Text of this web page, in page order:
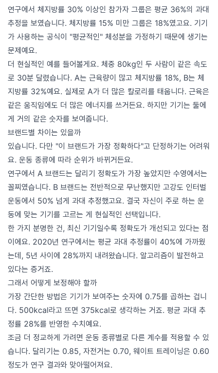
연구에서 체지방률 30% 이상인 참가자 그룹은 평균 36%의 과대
추정을 보였습니다. 체지방률 15% 미만 그룹은 18%였고요. 기기
가 사용하는 공식이 "평균적인" 체성분을 가정하기 때문에 생기는
문제예요.
더 현실적인 예를 들어볼게요. 체중 80kg인 두 사람이 같은 속도
로 30분 달렸습니다. A는 근육량이 많고 체지방률 18%, B는 체
지방률 32%예요. 실제로 A가 더 많은 칼로리를 태웁니다. 근육은
같은 움직임에도 더 많은 에너지를 쓰거든요. 하지만 기기는 둘에
게 거의 같은 숫자를 보여줍니다.
브랜드별 차이는 있을까
있습니다. 다만 "이 브랜드가 가장 정확하다"고 단정하기는 어려워
요. 운동 종류에 따라 순위가 바뀌거든요.
연구에서 A 브랜드는 달리기 정확도가 가장 높았지만 수영에서는
꼴찌였습니다. B 브랜드는 전반적으로 무난했지만 고강도 인터벌
운동에서 50% 넘게 과대 추정했고요. 결국 자신이 주로 하는 운
동에 맞는 기기를 고르는 게 현실적인 선택입니다.
한 가지 분명한 건, 최신 기기일수록 정확도가 개선되고 있다는 점
이에요. 2020년 연구에서는 평균 과대 추정률이 40%에 가까웠
는데, 5년 사이에 28%까지 내려왔습니다. 알고리즘이 발전하고
있다는 증거죠.
그래서 어떻게 보정해야 할까
가장 간단한 방법은 기기가 보여주는 숫자에 0.75를 곱하는 겁니
다. 500kcal라고 뜨면 375kcal로 생각하는 거죠. 평균 과대 추
정률 28%를 반영한 수치예요.
조금 더 정교하게 가려면 운동 종류별로 다른 계수를 적용할 수 있
습니다. 달리기는 0.85, 자전거는 0.70, 웨이트 트레이닝은 0.60
정도가 연구 결과와 맞아떨어져요.